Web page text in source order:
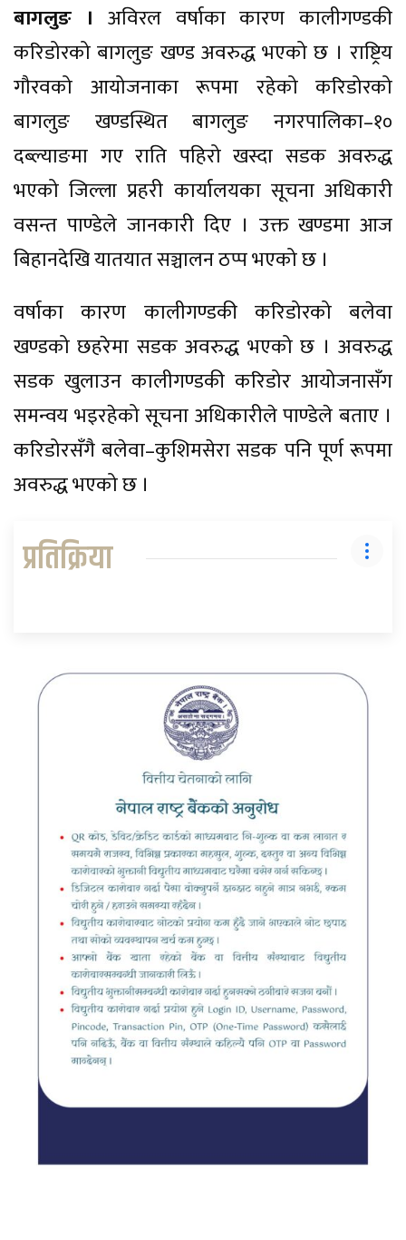
बागलुङ । अविरल वर्षाका कारण कालीगण्डकी
करिडोरको बागलुङ खण्ड अवरुद्ध भएको छ । राष्ट्रिय
गौरवको आयोजनाका रूपमा रहेको करिडोरको
बागलुङ खण्डस्थित बागलुङ नगरपालिका–१०
दब्ल्याङमा गए राति पहिरो खस्दा सडक अवरुद्ध
भएको जिल्ला प्रहरी कार्यालयका सूचना अधिकारी
वसन्त पाण्डेले जानकारी दिए । उक्त खण्डमा आज
बिहानदेखि यातयात सञ्चालन ठप्प भएको छ ।
वर्षाका कारण कालीगण्डकी करिडोरको बलेवा
खण्डको छहरेमा सडक अवरुद्ध भएको छ । अवरुद्ध
सडक खुलाउन कालीगण्डकी करिडोर आयोजनासँग
समन्वय भइरहेको सूचना अधिकारीले पाण्डेले बताए ।
करिडोरसँगै बलेवा–कुशिमसेरा सडक पनि पूर्ण रूपमा
अवरुद्ध भएको छ ।
प्रतिक्रिया